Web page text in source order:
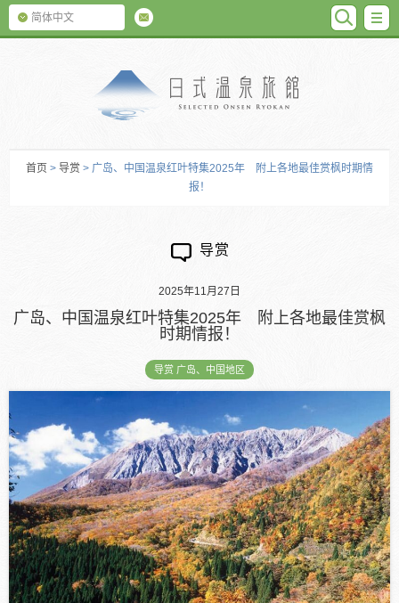
简体中文
首页 > 导赏 > 广岛、中国温泉红叶特集2025年 附上各地最佳赏枫时期情
报！
导赏
2025年11月27日
广岛、中国温泉红叶特集2025年 附上各地最佳赏枫
时期情报！
导赏 广岛、中国地区